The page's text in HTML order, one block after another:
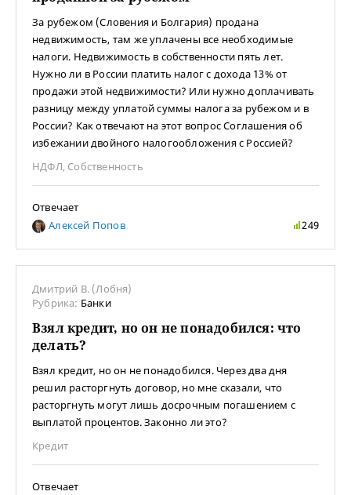
За рубежом (Словения и Болгария) продана
недвижимость, там же уплачены все необходимые
налоги. Недвижимость в собственности пять лет.
Нужно ли в России платить налог с дохода 13% от
продажи этой недвижимости? Или нужно доплачивать
разницу между уплатой суммы налога за рубежом и в
России? Как отвечают на этот вопрос Соглашения об
избежании двойного налогообложения с Россией?
НДФЛ, Собственность
Отвечает
Алексей Попов
249
Дмитрий В. (Лобня)
Рубрика: Банки
Взял кредит, но он не понадобился: что
делать?
Взял кредит, но он не понадобился. Через два дня
решил расторгнуть договор, но мне сказали, что
расторгнуть могут лишь досрочным погашением с
выплатой процентов. Законно ли это?
Кредит
Отвечает